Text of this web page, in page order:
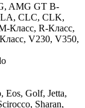
AMG GT B-
CLC, CLK,
Класс, R-Класс,
V230, V350,
Eos, Golf, Jetta,
Sharan,